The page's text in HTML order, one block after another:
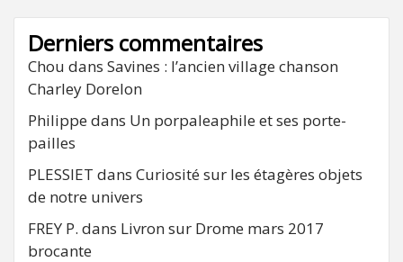
Derniers commentaires
Chou dans Savines : l’ancien village chanson
Charley Dorelon
Philippe dans Un porpaleaphile et ses porte-
pailles
PLESSIET dans Curiosité sur les étagères objets
de notre univers
FREY P. dans Livron sur Drome mars 2017
brocante